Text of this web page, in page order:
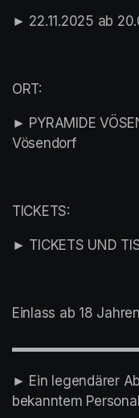
► 22.11.2025 ab
ORT:
► PYRAMIDE
Vösendorf
TICKETS:
► TICKETS UND
Einlass ab 18
► Ein legendärer
bekanntem Personal